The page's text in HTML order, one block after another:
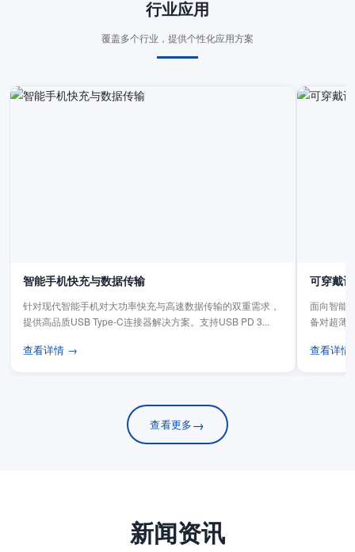
行业应用
覆盖多个行业，提供个性化应用方案
智能手机快充与数据传输
针对现代智能手机对大功率快充与高速数据传输的双重需求，
提供高品质USB Type-C连接器解决方案。支持USB PD 3...
查看详情 →
可穿戴
面向智能
备对超薄
查看详
查看更多→
新闻资讯